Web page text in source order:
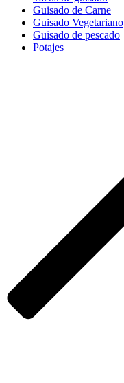
Guisado de Carne
Guisado Vegetariano
Guisado de pescado
Potajes